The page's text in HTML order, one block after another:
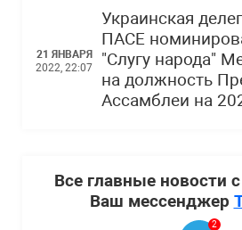
21 ЯНВАРЯ
2022, 22:07
Украинская
ПАСЕ
"Слугу народа"
на должность
Ассамблеи на
Все главные новости
Ваш мессенджер
2